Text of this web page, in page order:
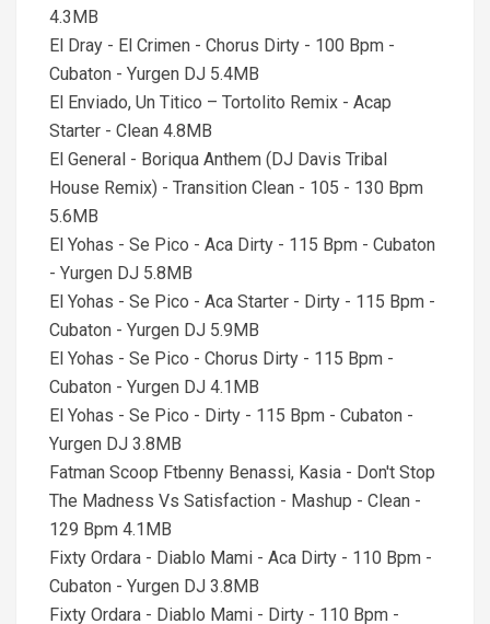
4.3MB
El Dray - El Crimen - Chorus Dirty - 100 Bpm -
Cubaton - Yurgen DJ 5.4MB
El Enviado, Un Titico – Tortolito Remix - Acap
Starter - Clean 4.8MB
El General - Boriqua Anthem (DJ Davis Tribal
House Remix) - Transition Clean - 105 - 130 Bpm
5.6MB
El Yohas - Se Pico - Aca Dirty - 115 Bpm - Cubaton
- Yurgen DJ 5.8MB
El Yohas - Se Pico - Aca Starter - Dirty - 115 Bpm -
Cubaton - Yurgen DJ 5.9MB
El Yohas - Se Pico - Chorus Dirty - 115 Bpm -
Cubaton - Yurgen DJ 4.1MB
El Yohas - Se Pico - Dirty - 115 Bpm - Cubaton -
Yurgen DJ 3.8MB
Fatman Scoop Ftbenny Benassi, Kasia - Don't Stop
The Madness Vs Satisfaction - Mashup - Clean -
129 Bpm 4.1MB
Fixty Ordara - Diablo Mami - Aca Dirty - 110 Bpm -
Cubaton - Yurgen DJ 3.8MB
Fixty Ordara - Diablo Mami - Dirty - 110 Bpm -